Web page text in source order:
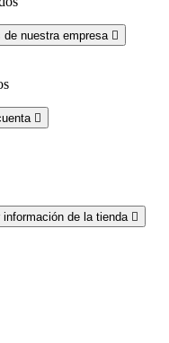
de nuestra empresa 

información de la tienda 